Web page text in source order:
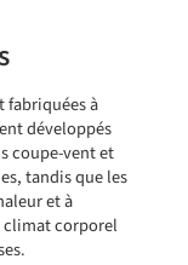
fabriquées à
développés
coupe-vent et
tandis que les
et à
climat corporel